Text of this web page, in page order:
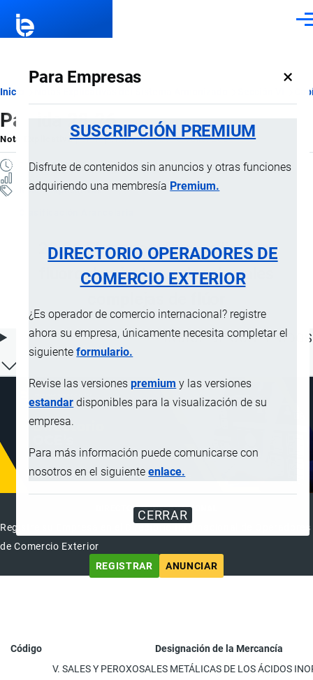
Para Empresas ×
SUSCRIPCIÓN PREMIUM
Disfrute de contenidos sin anuncios y otras funciones
adquiriendo una membresía Premium.
DIRECTORIO OPERADORES DE
COMERCIO EXTERIOR
¿Es operador de comercio internacional? registre
ahora su empresa, únicamente necesita completar el
siguienteformulario.
Revise las versionespremium y las versiones
estandar disponibles para la visualización de su
empresa.
Para más información puede comunicarse con
nosotros en el siguienteenlace.
CERRAR
Ruta
de
navegación
Inicio
Partida 28.26
Nota ExplicativaporImportaciones …, 18 Julio, 2024
7 MINUTOS
Notas Explicativas
28.26 Fluoruros; fluorosilicatos,
fluoroaluminatos y demás sales
ÍNDICE DE CONTENIDOS
DIRECTORIO INTERNACIONAL
Registre su Empresa en el Directorio Internacional de Operadores
de Comercio Exterior
REGISTRAR
ANUNCIAR
Código
Designación de la Mercancía
V. SALES Y PEROXOSALES METÁLICAS DE LOS ÁCIDOS